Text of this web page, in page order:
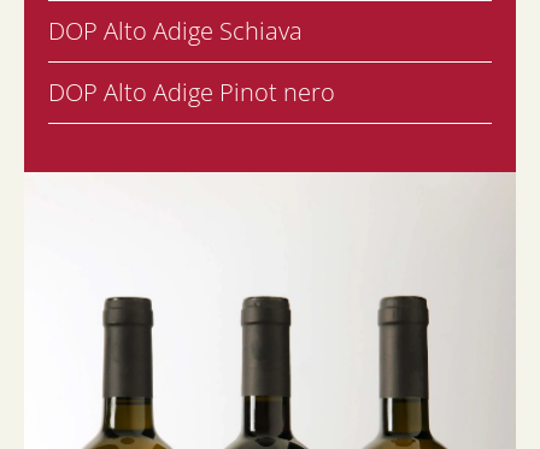
DOP Alto Adige Schiava
DOP Alto Adige Pinot nero